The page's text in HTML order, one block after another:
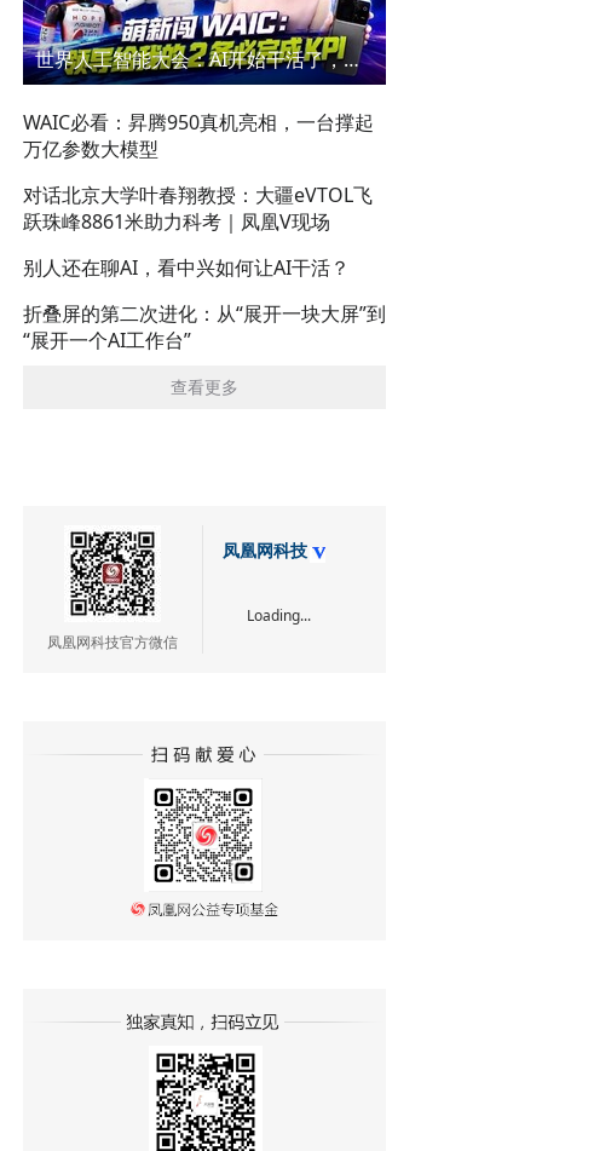
世界人工智能大会：AI开始干活了，但到底干的怎么样？萌新闯WAIC
WAIC必看：昇腾950真机亮相，一台撑起
万亿参数大模型
对话北京大学叶春翔教授：大疆eVTOL飞
跃珠峰8861米助力科考｜凤凰V现场
别人还在聊AI，看中兴如何让AI干活？
折叠屏的第二次进化：从“展开一块大屏”到
“展开一个AI工作台”
查看更多
凤凰网科技官方微信
凤凰网科技
Loading...